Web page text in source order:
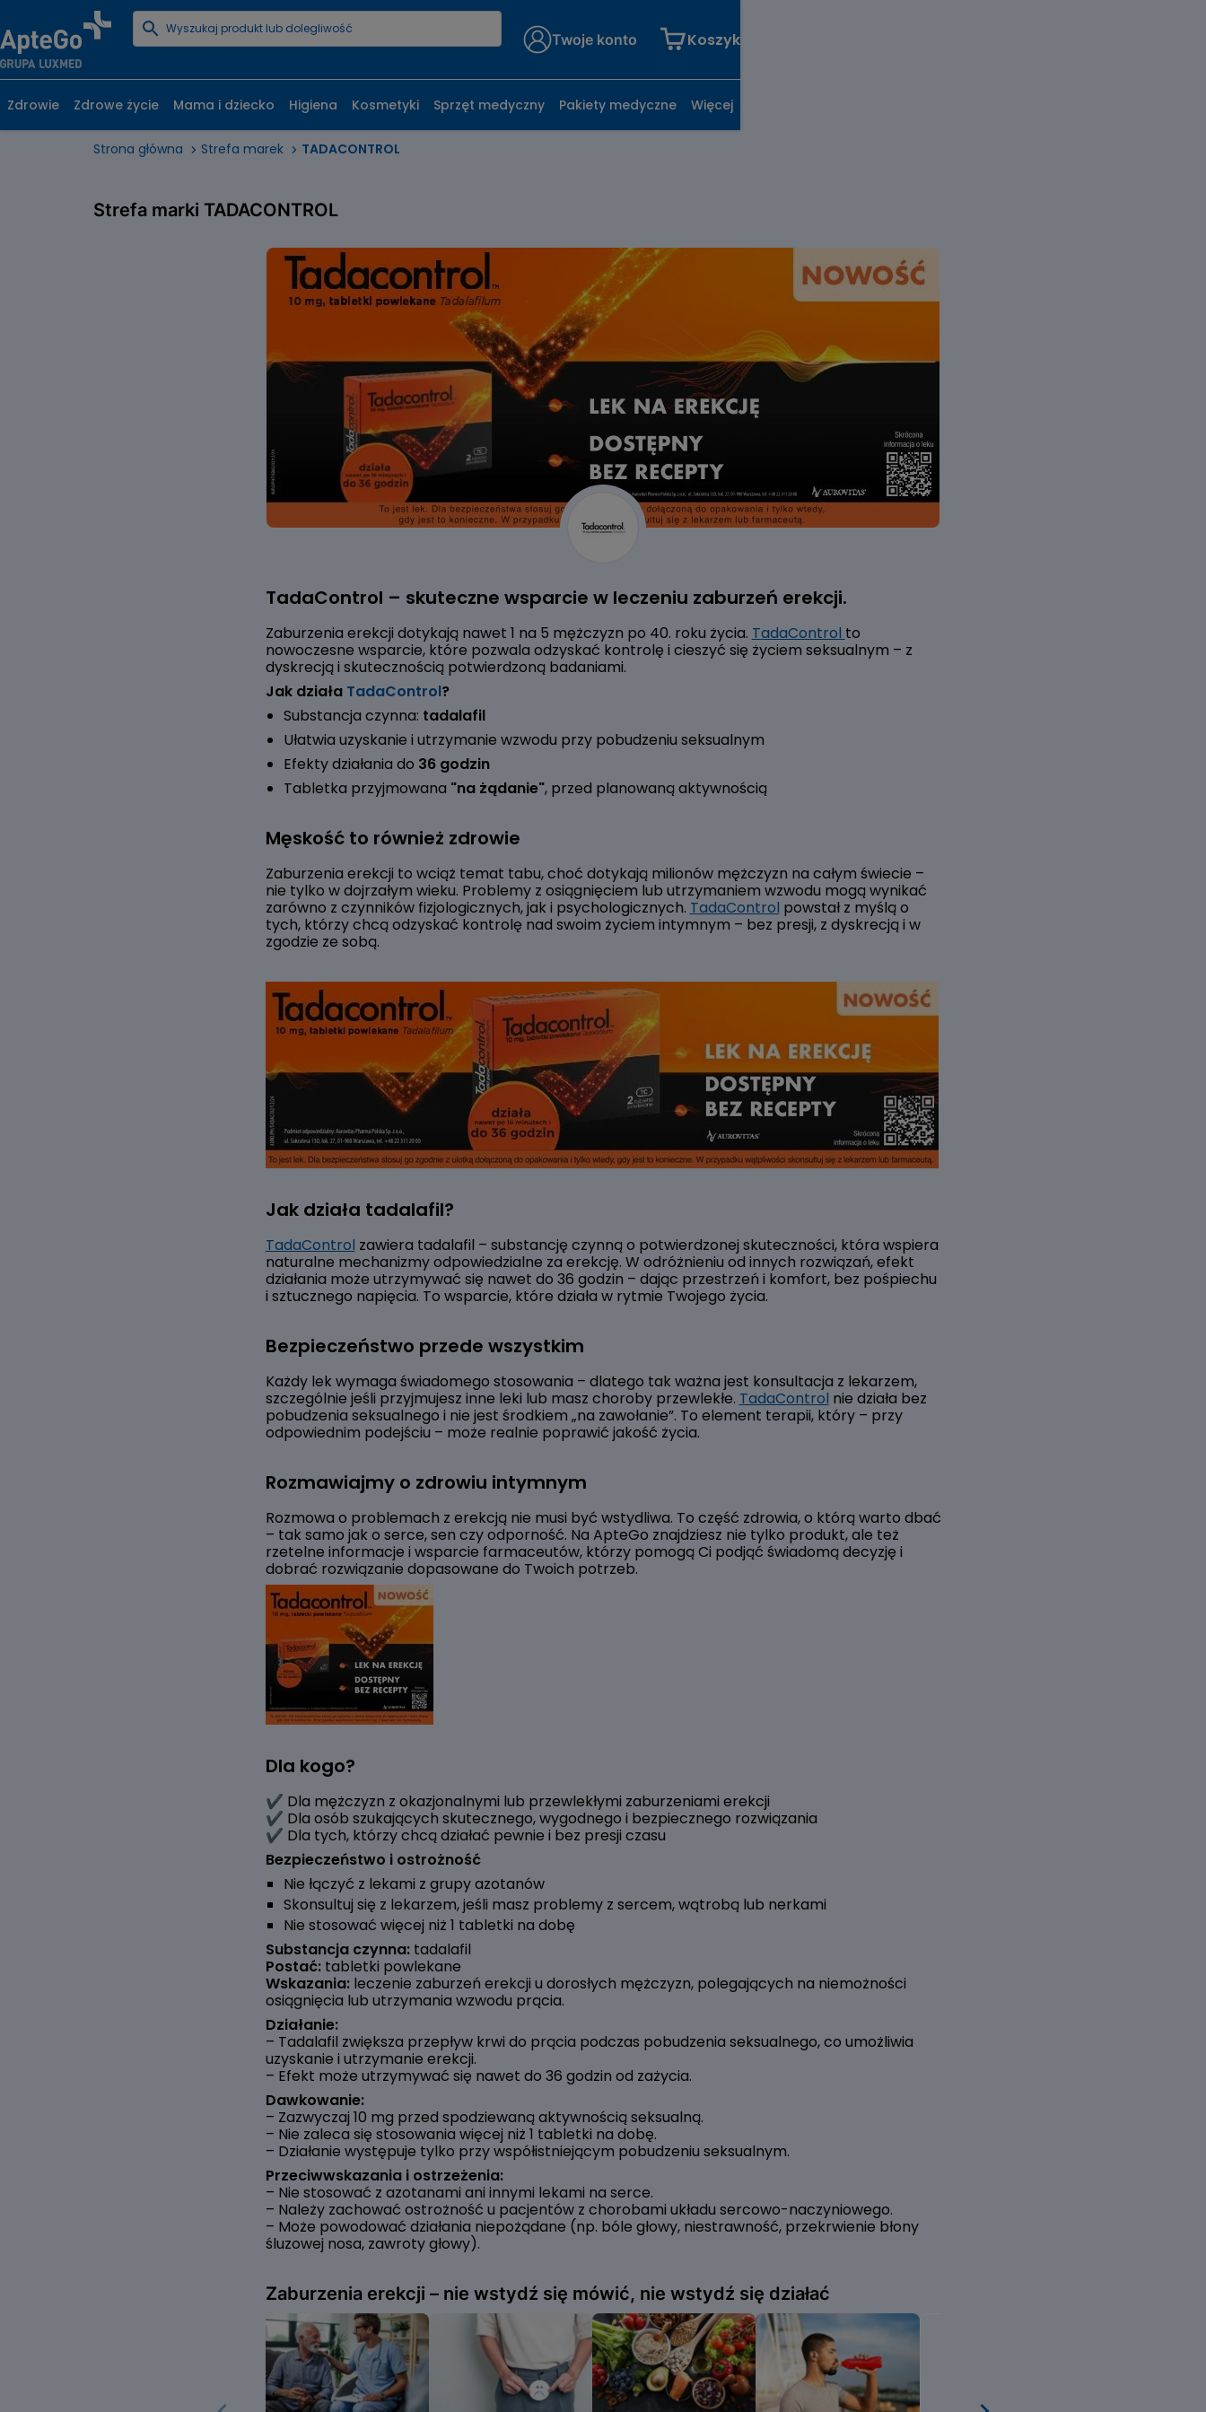
Strona główna Strefa marek TADACONTROL
Strefa marki TADACONTROL
TadaControl – skuteczne wsparcie w leczeniu zaburzeń erekcji.
Zaburzenia erekcji dotykają nawet 1 na 5 mężczyzn po 40. roku życia. TadaControl to
nowoczesne wsparcie, które pozwala odzyskać kontrolę i cieszyć się życiem seksualnym – z
dyskrecją i skutecznością potwierdzoną badaniami.
Jak działa TadaControl?
Substancja czynna: tadalafil
Ułatwia uzyskanie i utrzymanie wzwodu przy pobudzeniu seksualnym
Efekty działania do 36 godzin
Tabletka przyjmowana "na żądanie", przed planowaną aktywnością
Męskość to również zdrowie
Zaburzenia erekcji to wciąż temat tabu, choć dotykają milionów mężczyzn na całym świecie –
nie tylko w dojrzałym wieku. Problemy z osiągnięciem lub utrzymaniem wzwodu mogą wynikać
zarówno z czynników fizjologicznych, jak i psychologicznych. TadaControl powstał z myślą o
tych, którzy chcą odzyskać kontrolę nad swoim życiem intymnym – bez presji, z dyskrecją i w
zgodzie ze sobą.
Jak działa tadalafil?
TadaControl zawiera tadalafil – substancję czynną o potwierdzonej skuteczności, która wspiera
naturalne mechanizmy odpowiedzialne za erekcję. W odróżnieniu od innych rozwiązań, efekt
działania może utrzymywać się nawet do 36 godzin – dając przestrzeń i komfort, bez pośpiechu
i sztucznego napięcia. To wsparcie, które działa w rytmie Twojego życia.
Bezpieczeństwo przede wszystkim
Każdy lek wymaga świadomego stosowania – dlatego tak ważna jest konsultacja z lekarzem,
szczególnie jeśli przyjmujesz inne leki lub masz choroby przewlekłe. TadaControl nie działa bez
pobudzenia seksualnego i nie jest środkiem „na zawołanie”. To element terapii, który – przy
odpowiednim podejściu – może realnie poprawić jakość życia.
Rozmawiajmy o zdrowiu intymnym
Rozmowa o problemach z erekcją nie musi być wstydliwa. To część zdrowia, o którą warto dbać
– tak samo jak o serce, sen czy odporność. Na ApteGo znajdziesz nie tylko produkt, ale też
rzetelne informacje i wsparcie farmaceutów, którzy pomogą Ci podjąć świadomą decyzję i
dobrać rozwiązanie dopasowane do Twoich potrzeb.
Dla kogo?
✔️ Dla mężczyzn z okazjonalnymi lub przewlekłymi zaburzeniami erekcji
✔️ Dla osób szukających skutecznego, wygodnego i bezpiecznego rozwiązania
✔️ Dla tych, którzy chcą działać pewnie i bez presji czasu
Bezpieczeństwo i ostrożność
Nie łączyć z lekami z grupy azotanów
Skonsultuj się z lekarzem, jeśli masz problemy z sercem, wątrobą lub nerkami
Nie stosować więcej niż 1 tabletki na dobę
Substancja czynna:tadalafil
Postać:tabletki powlekane
Wskazania: leczenie zaburzeń erekcji u dorosłych mężczyzn, polegających na niemożności
osiągnięcia lub utrzymania wzwodu prącia.
Działanie:
– Tadalafil zwiększa przepływ krwi do prącia podczas pobudzenia seksualnego, co umożliwia
uzyskanie i utrzymanie erekcji.
– Efekt może utrzymywać się nawet do 36 godzin od zażycia.
Dawkowanie:
– Zazwyczaj 10 mg przed spodziewaną aktywnością seksualną.
– Nie zaleca się stosowania więcej niż 1 tabletki na dobę.
– Działanie występuje tylko przy współistniejącym pobudzeniu seksualnym.
Przeciwwskazania i ostrzeżenia:
– Nie stosować z azotanami ani innymi lekami na serce.
– Należy zachować ostrożność u pacjentów z chorobami układu sercowo-naczyniowego.
– Może powodować działania niepożądane (np. bóle głowy, niestrawność, przekrwienie błony
śluzowej nosa, zawroty głowy).
Zaburzenia erekcji – nie wstydź się mówić, nie wstydź się działać
Twoje konto Koszyk
Zdrowie Zdrowe życie Mama i dziecko Higiena Kosmetyki Sprzęt medyczny Pakiety medyczne Więcej